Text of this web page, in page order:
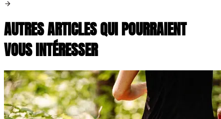
AUTRES ARTICLES QUI POURRAIENT
VOUS INTÉRESSER